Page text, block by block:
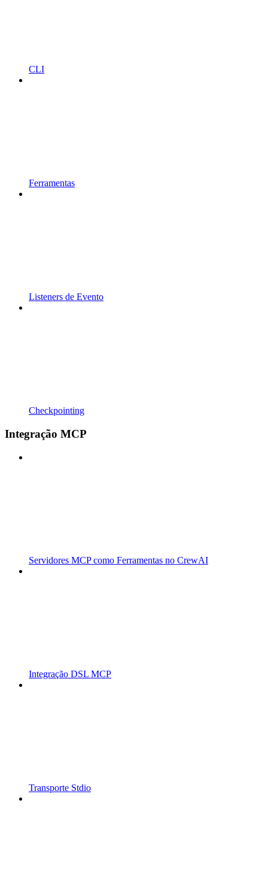
CLI
Ferramentas
Listeners de Evento
Checkpointing
Integração MCP
Servidores MCP como Ferramentas no CrewAI
Integração DSL MCP
Transporte Stdio